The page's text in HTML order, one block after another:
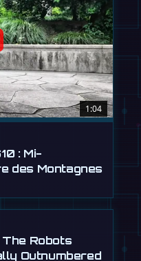
1:04
: Mi-
des Montagnes
The Robots
Outnumbered